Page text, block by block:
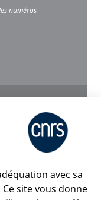
numéros
avec sa
site vous donne